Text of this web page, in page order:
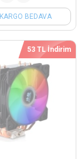
KARGO BEDAVA
53 TL İndirim